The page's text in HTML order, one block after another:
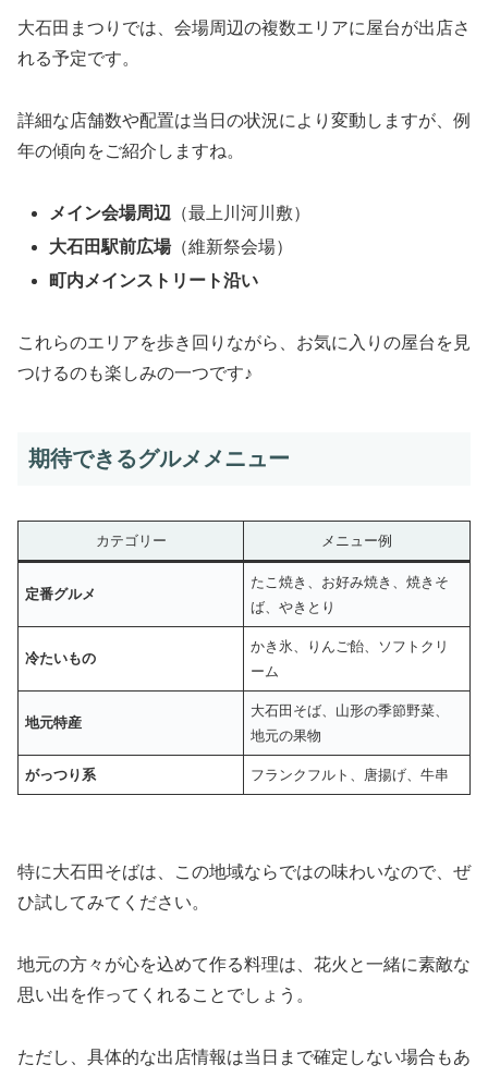
大石田まつりでは、会場周辺の複数エリアに屋台が出店さ
れる予定です。
詳細な店舗数や配置は当日の状況により変動しますが、例
年の傾向をご紹介しますね。
メイン会場周辺 （最上川河川敷）
大石田駅前広場（維新祭会場）
町内メインストリート沿い
これらのエリアを歩き回りながら、お気に入りの屋台を見
つけるのも楽しみの一つです♪
期待できるグルメメニュー
カテゴリー メニュー例
定番グルメ
たこ焼き、お好み焼き、焼きそ
ば、やきとり
冷たいもの
かき氷、りんご飴、ソフトクリ
ーム
地元特産
大石田そば、山形の季節野菜、
地元の果物
がっつり系 フランクフルト、唐揚げ、牛串
特に大石田そばは、この地域ならではの味わいなので、ぜ
ひ試してみてください。
地元の方々が心を込めて作る料理は、花火と一緒に素敵な
思い出を作ってくれることでしょう。
ただし、具体的な出店情報は当日まで確定しない場合もあ